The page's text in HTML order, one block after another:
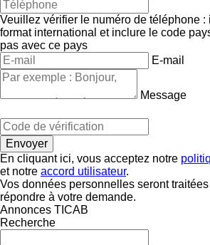
Veuillez vérifier le numéro de téléphone :
format international et inclure le code
pas avec ce pays
E-mail
Message
En cliquant ici, vous acceptez notre
et notre accord utilisateur.
Vos données personnelles seront
répondre à votre demande.
Annonces TICAB
Recherche